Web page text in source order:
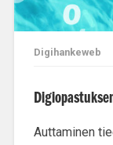
Digihankeweb
Auttaminen